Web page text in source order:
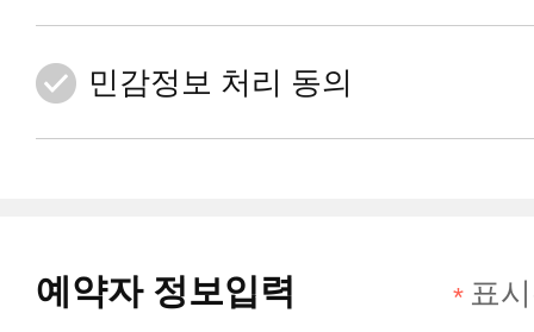
민감정보 처리 동의
예약자 정보입력
표